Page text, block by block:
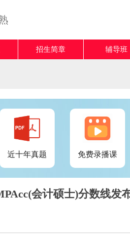
招生简章 辅导班
近十年真题 免费录播课
会计硕士)分数线发